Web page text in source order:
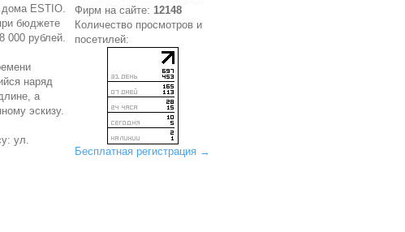
ESTIO.
бюджете
000 рублей.
наряд
а
эскизу.
ул.
Фирм на сайте: 12148
Количество просмотров и
посетилей:
Бесплатная регистрация →